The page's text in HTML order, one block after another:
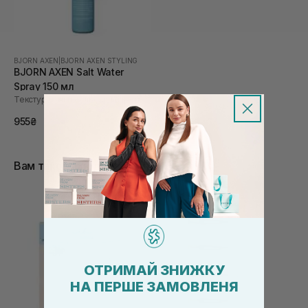
BJORN AXEN BJORN AXEN STYLING
BJORN AXEN Salt Water
Spray 150 мл
Текстуруючий сольовий спрей
955₴
Вам також сподобається
ОТРИМАЙ ЗНИЖКУ
НА ПЕРШЕ ЗАМОВЛЕНЯ